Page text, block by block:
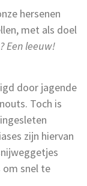
hersenen
met als doel
Een leeuw!
door jagende
Toch is
zijn hiervan
snel te